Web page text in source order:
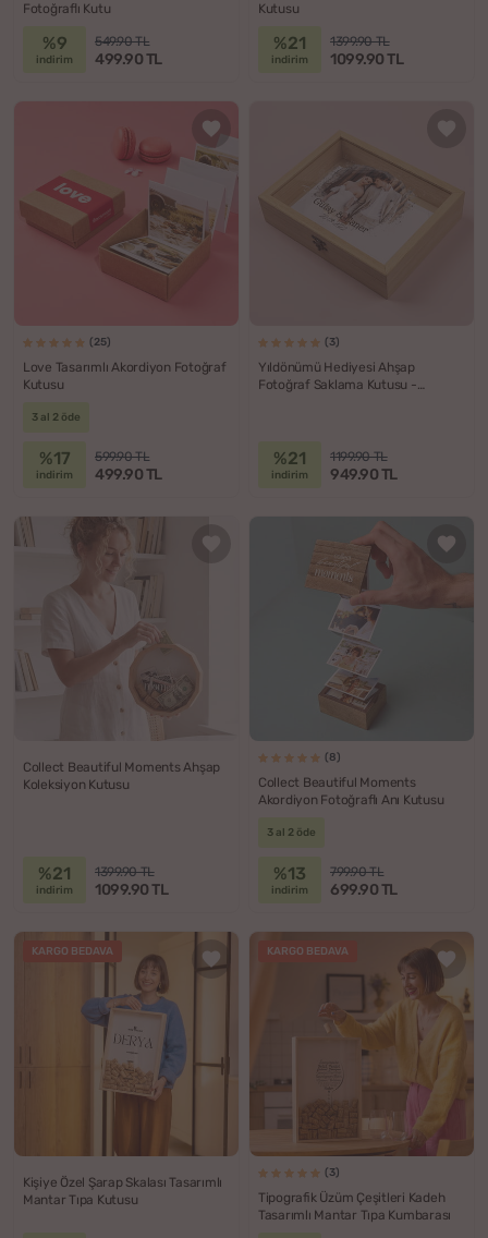
Fotoğraflı Kutu
%9
indirim
549.90 TL
499.90 TL
Kutusu
%21
indirim
1399.90 TL
1099.90 TL
(25)
Love Tasarımlı Akordiyon Fotoğraf
Kutusu
3 al 2 öde
%17
indirim
599.90 TL
499.90 TL
(3)
Yıldönümü Hediyesi Ahşap
Fotoğraf Saklama Kutusu -
%21
indirim
1199.90 TL
949.90 TL
Collect Beautiful Moments Ahşap
Koleksiyon Kutusu
%21
indirim
1399.90 TL
1099.90 TL
(8)
Collect Beautiful Moments
Akordiyon Fotoğraflı Anı Kutusu
3 al 2 öde
%13
indirim
799.90 TL
699.90 TL
KARGO BEDAVA
Kişiye Özel Şarap Skalası Tasarımlı
Mantar Tıpa Kutusu
KARGO BEDAVA
(3)
Tipografik Üzüm Çeşitleri Kadeh
Tasarımlı Mantar Tıpa Kumbarası